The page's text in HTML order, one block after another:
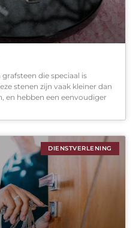
die speciaal is
stenen zijn vaak kleiner dan
en hebben een eenvoudiger
DIENSTVERLENING